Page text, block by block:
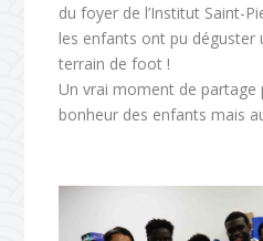
du foyer de l’Institut Saint-
les enfants ont pu déguster
terrain de foot !
Un vrai moment de partage
bonheur des enfants mais